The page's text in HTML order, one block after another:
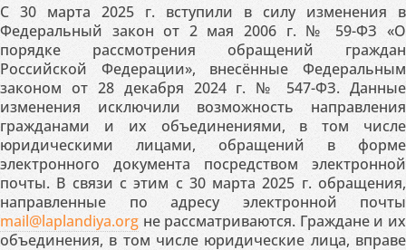
С 30 марта 2025 г. вступили в силу изменения в
Федеральный закон от 2 мая 2006 г. № 59-ФЗ «О
порядке рассмотрения обращений граждан
Российской Федерации», внесённые Федеральным
законом от 28 декабря 2024 г. № 547-ФЗ. Данные
изменения исключили возможность направления
гражданами и их объединениями, в том числе
юридическими лицами, обращений в форме
электронного документа посредством электронной
почты. В связи с этим с 30 марта 2025 г. обращения,
направленные по адресу электронной почты
mail@laplandiya.org не рассматриваются. Граждане и их
объединения, в том числе юридические лица, вправе